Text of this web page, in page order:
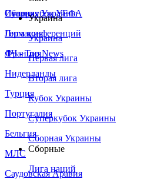
Сборная Украины
Италия
Германия
Франция
Нидерланды
Турция
Португалия
Бельгия
МЛС
Саудовская Аравия
Суперкубок УЕФА
Лига конференций
ЛЧ - Top News
Украина
Украина
Первая лига
Вторая лига
Кубок Украины
Суперкубок Украины
Сборная Украины
Сборные
Лига наций